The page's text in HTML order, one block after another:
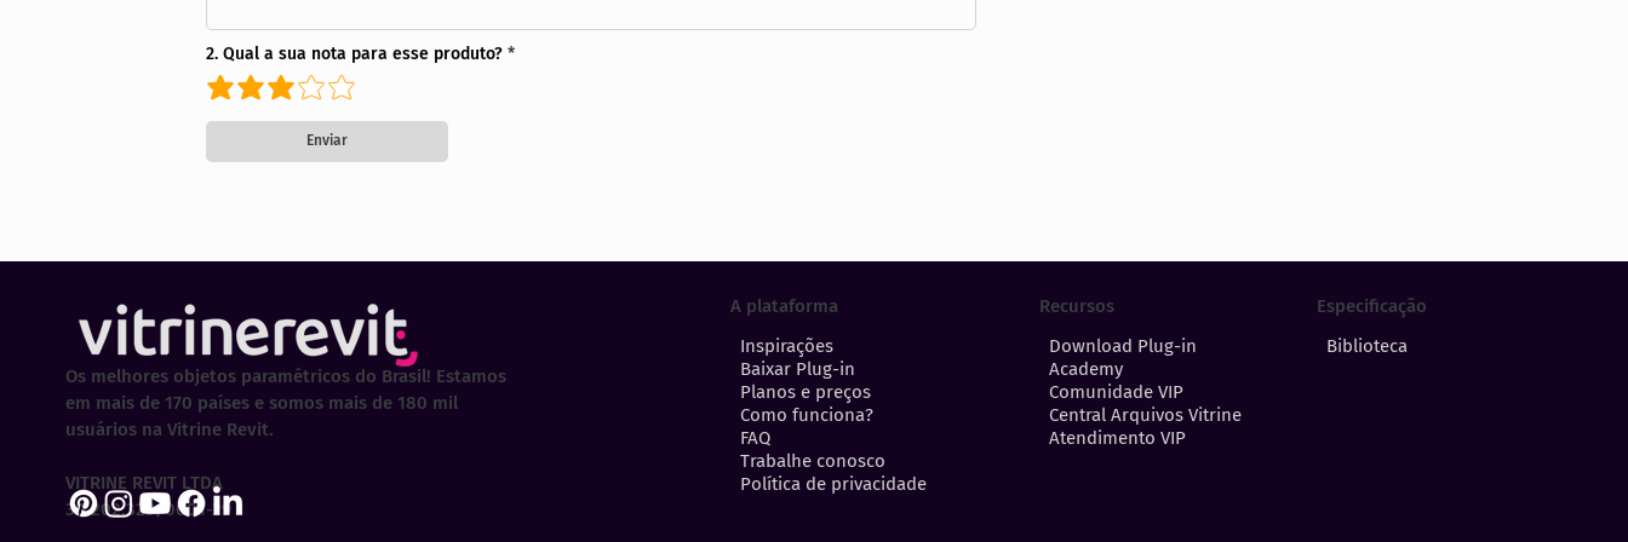
2. Qual a sua nota para esse produto?
Enviar
A plataforma
Inspirações
Baixar Plug-in
Planos e preços
Como funciona?
FAQ
Trabalhe conosco
Política de privacidade
Recursos
Download Plug-in
Academy
Comunidade VIP
Central Arquivos Vitrine
Atendimento VIP
Especificação
Biblioteca
Os melhores objetos paramétricos do Brasil! Estamos
em mais de 170 países e somos mais de 180 mil
usuários na Vitrine Revit.
VITRINE REVIT LTDA
30.202.323/0001-29